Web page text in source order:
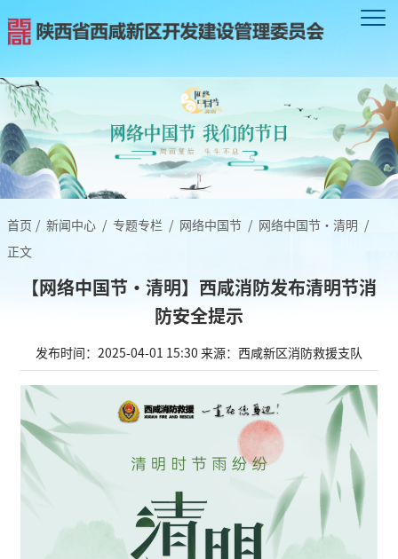
首页 / 新闻中心 / 专题专栏 / 网络中国节 / 网络中国节·清明 /
正文
【网络中国节•清明】西咸消防发布清明节消
防安全提示
发布时间：2025-04-01 15:30 来源：西咸新区消防救援支队